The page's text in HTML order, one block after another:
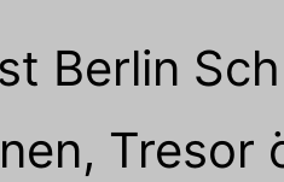
Berlin
Tresor